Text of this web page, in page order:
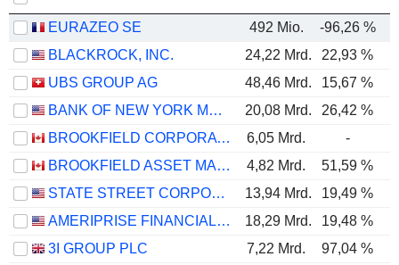
EURAZEO SE 492 Mio. -96,26 %
BLACKROCK, INC.
24,22 Mrd. 22,93 %
UBS GROUP AG
48,46 Mrd. 15,67 %
BANK OF NEW YORK MELLON CORPORATION (THE)
20,08 Mrd. 26,42 %
BROOKFIELD CORPORATION
6,05 Mrd. -
BROOKFIELD ASSET MANAGEMENT LTD.
4,82 Mrd. 51,59 %
STATE STREET CORPORATION
13,94 Mrd. 19,49 %
AMERIPRISE FINANCIAL, INC.
18,29 Mrd. 19,48 %
3I GROUP PLC
7,22 Mrd. 97,04 %